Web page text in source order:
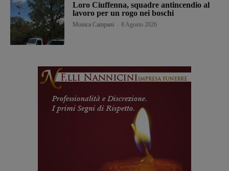
Loro Ciuffenna, squadre antincendio al
lavoro per un rogo nei boschi
Monica Campani 8 Agosto 2026